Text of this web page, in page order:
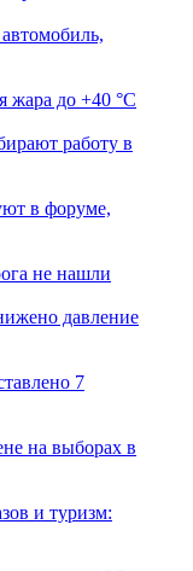
жара до +40 °C
работу в
в форуме,
не нашли
давление
7
на выборах в
и туризм: